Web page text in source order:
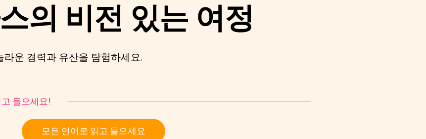
의 비전 있는 여정
운 경력과 유산을 탐험하세요.
들으세요!
모든 언어로 읽고 들으세요